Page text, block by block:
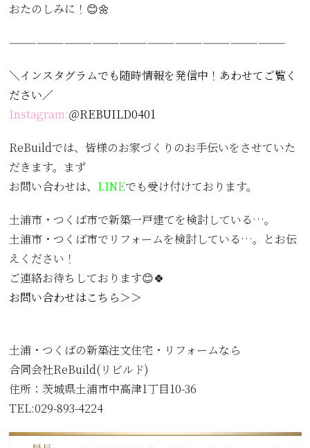
おたのしみに！😊🌼
——————————————————————————————
＼インスタグラムでも随時情報を発信中！あわせてご覧く
ださい／
Instagram:＠REBUILD0401
ReBuildでは、皆様のお家づくりのお手伝いをさせていた
だきます。まず
お問い合わせは、 LINEでも受け付けております。
土浦市・つくば市で新築一戸建てを検討している…。
土浦市・つくば市でリフォームを検討している…。とお伝
えください！
ご連絡お待ちしております😊🍀
お問い合わせはこちら＞＞
土浦・つくばの新築注文住宅・リフォームなら
合同会社ReBuild(リビルド)
住所： 茨城県土浦市中高津1丁目10-36
TEL:029-893-4224